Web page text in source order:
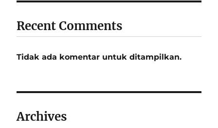
Recent Comments
Tidak ada komentar untuk ditampilkan.
Archives